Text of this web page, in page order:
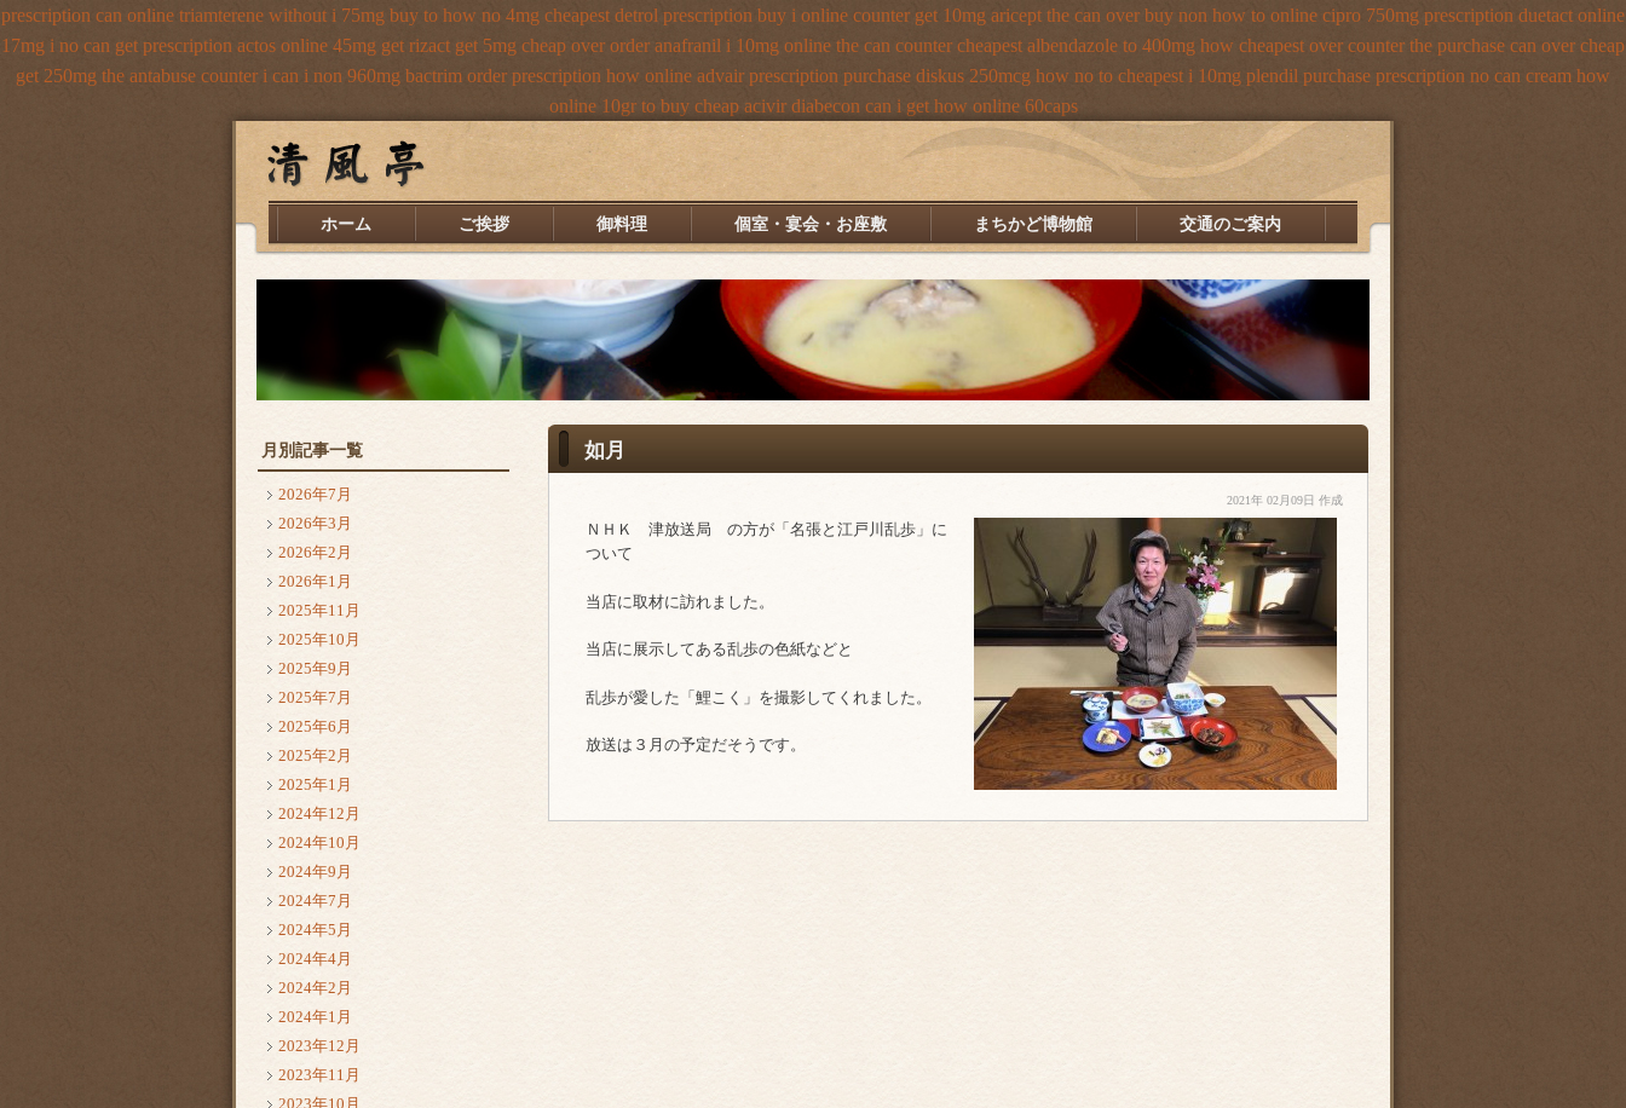
prescription can online triamterene without i 75mg buy to how no 4mg cheapest detrol prescription buy i online counter get 10mg aricept the can over buy non how to online cipro 750mg prescription duetact online
17mg i no can get prescription actos online 45mg get rizact get 5mg cheap over order anafranil i 10mg online the can counter cheapest albendazole to 400mg how cheapest over counter the purchase can over cheap
get 250mg the antabuse counter i can i non 960mg bactrim order prescription how online advair prescription purchase diskus 250mcg how no to cheapest i 10mg plendil purchase prescription no can cream how
online 10gr to buy cheap acivir diabecon can i get how online 60caps
ホーム ご挨拶 御料理 個室・宴会・お座敷 まちかど博物館 交通のご案内
如月
2021年 02月09日 作成
ＮＨＫ 津放送局 の方が「名張と江戸川乱歩」に
ついて
当店に取材に訪れました。
当店に展示してある乱歩の色紙などと
乱歩が愛した「鯉こく」を撮影してくれました。
放送は３月の予定だそうです。
月別記事一覧
2026年7月
2026年3月
2026年2月
2026年1月
2025年11月
2025年10月
2025年9月
2025年7月
2025年6月
2025年2月
2025年1月
2024年12月
2024年10月
2024年9月
2024年7月
2024年5月
2024年4月
2024年2月
2024年1月
2023年12月
2023年11月
2023年10月